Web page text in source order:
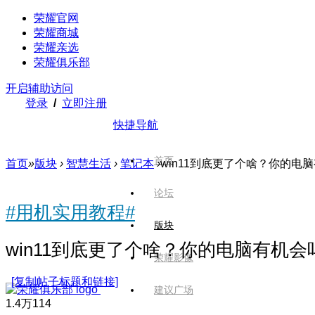
荣耀官网
荣耀商城
荣耀亲选
荣耀俱乐部
开启辅助访问
登录 / 立即注册
快捷导航
首页
论坛
版块
荣耀影像
建议广场
首页»版块 › 智慧生活 › 笔记本 ›win11到底更了个啥？你的电脑
#用机实用教程#
win11到底更了个啥？你的电脑有机会
[复制帖子标题和链接]
1.4万114